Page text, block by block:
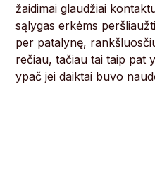
žaidimai glaudžiai
sąlygas erkėms
per patalynę,
rečiau, tačiau tai taip pat
ypač jei daiktai buvo